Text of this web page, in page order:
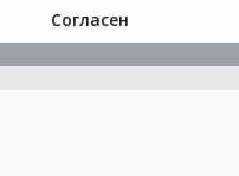
Согласен